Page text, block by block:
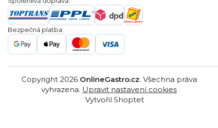
Reklamační řády
Poptávka
Gastro projekty
Značky
Gastro velkoobchod
Bezpečná platba:
Vytvořil Shoptet
Copyright 2026 OnlineGastro.cz. Všechna práva
vyhrazena. Upravit nastavení cookies